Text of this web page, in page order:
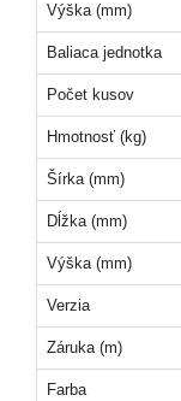
Výška (mm)
Baliaca jednotka
Počet kusov
Hmotnosť (kg)
Šírka (mm)
Dĺžka (mm)
Výška (mm)
Verzia
Záruka (m)
Farba